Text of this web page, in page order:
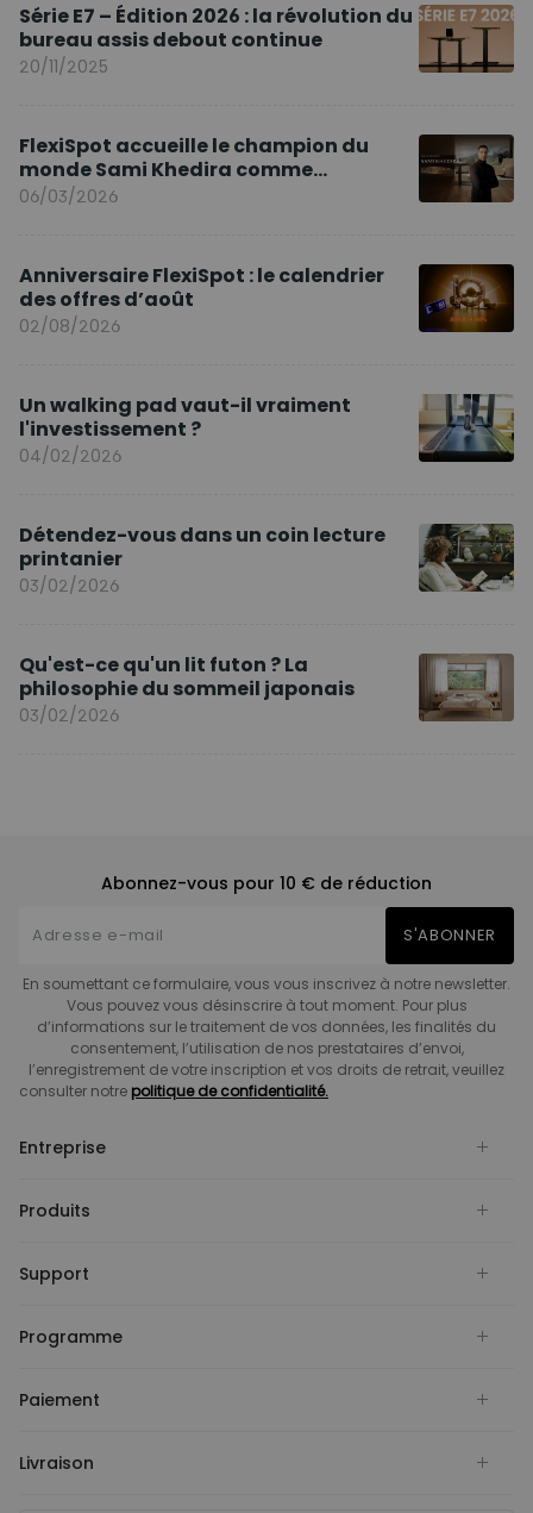
Série E7 – Édition 2026 : la révolution du
bureau assis debout continue
20/11/2025
FlexiSpot accueille le champion du
monde Sami Khedira comme
ambassadeur de la marque en Europe
06/03/2026
Anniversaire FlexiSpot : le calendrier
des offres d’août
02/08/2026
Un walking pad vaut-il vraiment
l'investissement ?
04/02/2026
Détendez-vous dans un coin lecture
printanier
03/02/2026
Qu'est-ce qu'un lit futon ? La
philosophie du sommeil japonais
03/02/2026
Abonnez-vous pour 10 € de réduction
S'ABONNER
En soumettant ce formulaire, vous vous inscrivez à notre newsletter.
Vous pouvez vous désinscrire à tout moment. Pour plus
d’informations sur le traitement de vos données, les finalités du
consentement, l’utilisation de nos prestataires d’envoi,
l’enregistrement de votre inscription et vos droits de retrait, veuillez
consulter notre politique de confidentialité.
Entreprise
Produits
Support
Programme
Paiement
Livraison